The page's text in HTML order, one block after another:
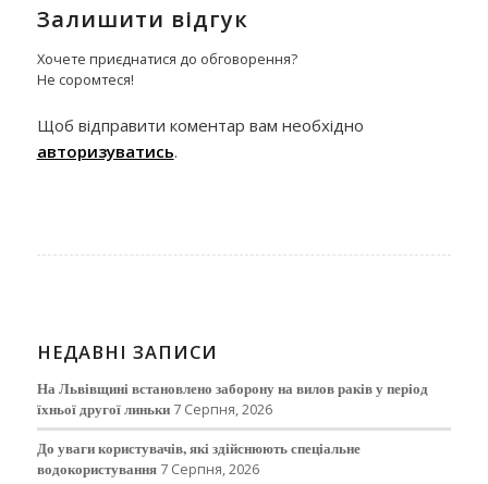
Залишити відгук
Хочете приєднатися до обговорення?
Не соромтеся!
Щоб відправити коментар вам необхідно
авторизуватись.
НЕДАВНІ ЗАПИСИ
На Львівщині встановлено заборону на вилов раків у період
їхньої другої линьки 7 Серпня, 2026
До уваги користувачів, які здійснюють спеціальне
водокористування 7 Серпня, 2026